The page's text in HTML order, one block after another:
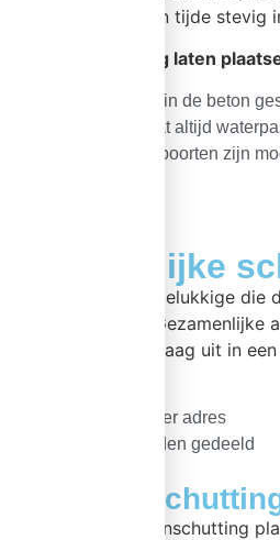
de schutting te allen tijde stevig
schutting laten
Betonpalen altijd in de beton
Uw schutting staat altijd
Sierschermen of poorten zijn
Gezamenlijke
Bent u één van de gelukkige
voor u verzorgen.
wij de offerte aanvraag uit in
Splitsing offerte per adres
Voorijkosten worden gedeeld
Zelf
Wilt u zelf een betonschutting